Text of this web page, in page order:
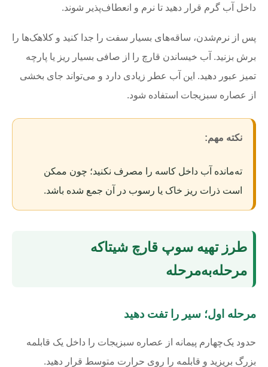
داخل آب گرم قرار دهید تا نرم و انعطاف‌پذیر شوند.
پس از نرم‌شدن، ساقه‌های بسیار سفت را جدا کنید و کلاهک‌ها را
برش بزنید. آب خیساندن قارچ را از صافی بسیار ریز یا پارچه
تمیز عبور دهید. این آب عطر زیادی دارد و می‌تواند جای بخشی
از عصاره سبزیجات استفاده شود.
نکته مهم:
ته‌مانده آب داخل کاسه را مصرف نکنید؛ چون ممکن
است ذرات ریز خاک یا رسوب در آن جمع شده باشد.
طرز تهیه سوپ قارچ شیتاکه
مرحله‌به‌مرحله
مرحله اول؛ سیر را تفت دهید
حدود یک‌چهارم پیمانه از عصاره سبزیجات را داخل یک قابلمه
بزرگ بریزید و قابلمه را روی حرارت متوسط قرار دهید.